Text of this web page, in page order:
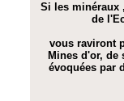
Si les minéraux
de
vous raviront
Mines d'or, de
évoquées par